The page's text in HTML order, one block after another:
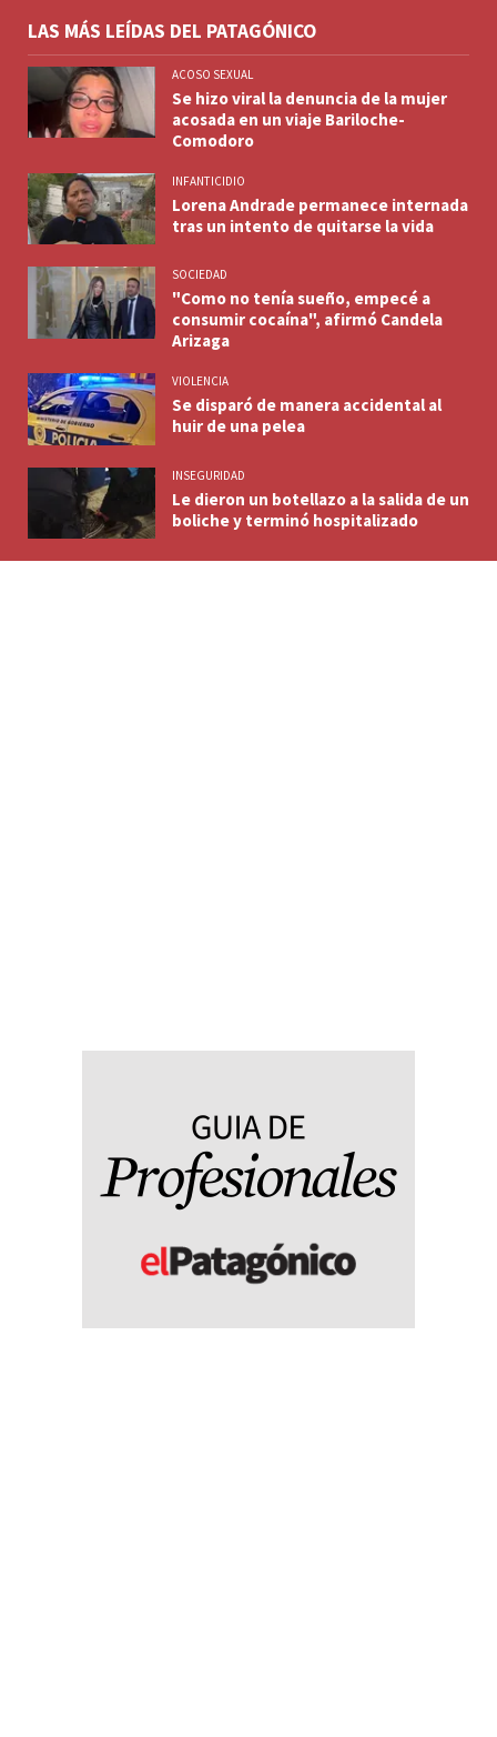
LAS MÁS LEÍDAS DEL PATAGÓNICO
ACOSO SEXUAL
Se hizo viral la denuncia de la mujer
acosada en un viaje Bariloche-
Comodoro
INFANTICIDIO
Lorena Andrade permanece internada
tras un intento de quitarse la vida
SOCIEDAD
"Como no tenía sueño, empecé a
consumir cocaína", afirmó Candela
Arizaga
VIOLENCIA
Se disparó de manera accidental al
huir de una pelea
INSEGURIDAD
Le dieron un botellazo a la salida de un
boliche y terminó hospitalizado